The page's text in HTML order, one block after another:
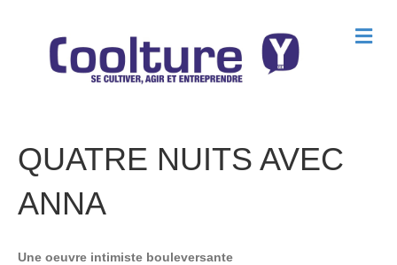
M
e
QUATRE NUITS AVEC
ANNA
Une oeuvre intimiste bouleversante